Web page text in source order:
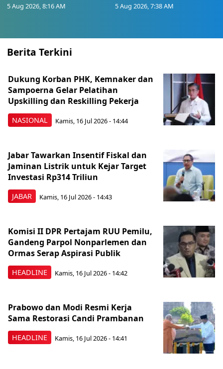
5 Aug 2026, 8:16 AM 5 Aug 2026, 7:38 AM
Berita Terkini
NASIONAL
Dukung Korban PHK, Kemnaker dan
Sampoerna Gelar Pelatihan
Upskilling dan Reskilling Pekerja
Kamis, 16 Jul 2026 - 14:44
JABAR
Jabar Tawarkan Insentif Fiskal dan
Jaminan Listrik untuk Kejar Target
Investasi Rp314 Triliun
Kamis, 16 Jul 2026 - 14:43
HEADLINE
Komisi II DPR Pertajam RUU Pemilu,
Gandeng Parpol Nonparlemen dan
Ormas Serap Aspirasi Publik
Kamis, 16 Jul 2026 - 14:42
HEADLINE
Prabowo dan Modi Resmi Kerja
Sama Restorasi Candi Prambanan
Kamis, 16 Jul 2026 - 14:41